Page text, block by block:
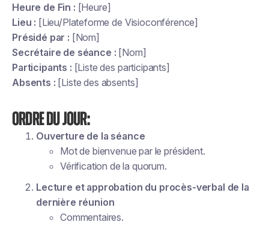
Heure de Fin : [Heure]
Lieu : [Lieu/Plateforme de Visioconférence]
Présidé par : [Nom]
Secrétaire de séance : [Nom]
Participants : [Liste des participants]
Absents : [Liste des absents]
Ordre du Jour:
Ouverture de la séance
Mot de bienvenue par le président.
Vérification de la quorum.
Lecture et approbation du procès-verbal de la
dernière réunion
Commentaires.